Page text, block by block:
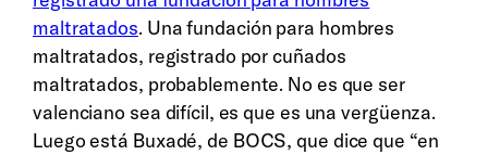
maltratados. Una fundación para hombres
maltratados, registrado por cuñados
maltratados, probablemente. No es que ser
valenciano sea difícil, es que es una vergüenza.
Luego está Buxadé, de BOCS, que dice que “en